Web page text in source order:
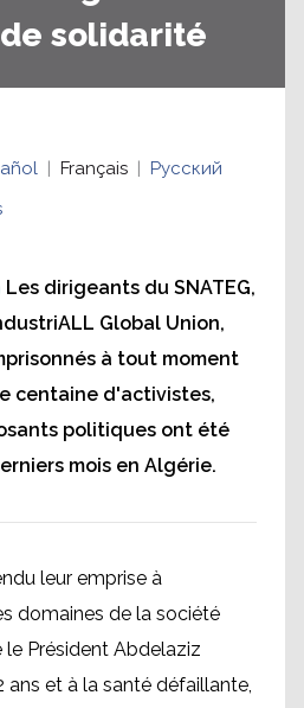
solidarité
Français Русский
Les dirigeants du SNATEG,
Global Union,
à tout moment
centaine d'activistes,
politiques ont été
mois en Algérie.
leur emprise à
domaines de la société
le Président Abdelaziz
ans et à la santé défaillante,